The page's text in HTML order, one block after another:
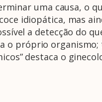
uma causa, o
idiopática, mas
a detecção do
o próprio
destaca o